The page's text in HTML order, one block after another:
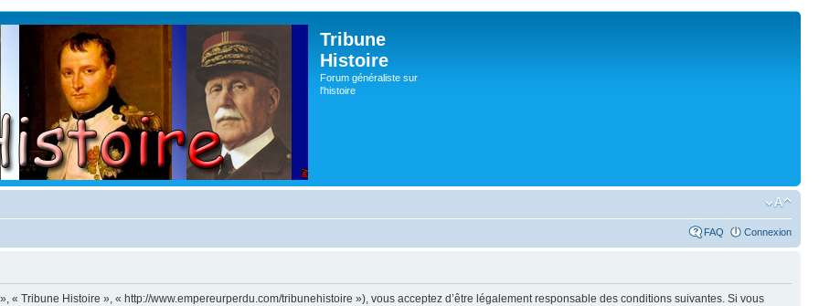
Tribune
Histoire
Forum généraliste sur
l'histoire
FAQ Connexion
« Tribune Histoire », « http://www.empereurperdu.com/tribunehistoire »), vous acceptez d’être légalement responsable des conditions suivantes. Si vous